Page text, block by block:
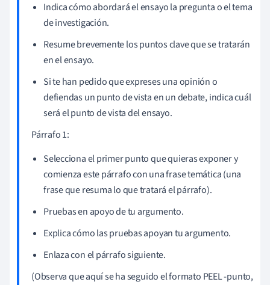
Indica cómo abordará el ensayo la pregunta o el tema
de investigación.
Resume brevemente los puntos clave que se tratarán
en el ensayo.
Si te han pedido que expreses una opinión o
defiendas un punto de vista en un debate, indica cuál
será el punto de vista del ensayo.
Párrafo 1:
Selecciona el primer punto que quieras exponer y
comienza este párrafo con una frase temática (una
frase que resuma lo que tratará el párrafo).
Pruebas en apoyo de tu argumento.
Explica cómo las pruebas apoyan tu argumento.
Enlaza con el párrafo siguiente.
(Observa que aquí se ha seguido el formato PEEL -punto,